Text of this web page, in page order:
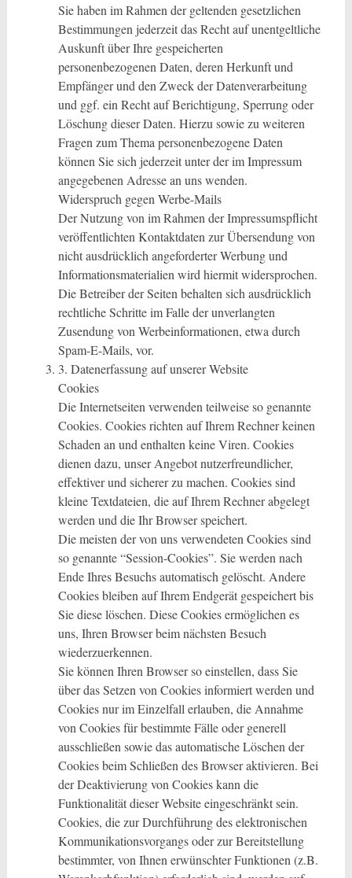
Sie haben im Rahmen der geltenden gesetzlichen
Bestimmungen jederzeit das Recht auf unentgeltliche
Auskunft über Ihre gespeicherten
personenbezogenen Daten, deren Herkunft und
Empfänger und den Zweck der Datenverarbeitung
und ggf. ein Recht auf Berichtigung, Sperrung oder
Löschung dieser Daten. Hierzu sowie zu weiteren
Fragen zum Thema personenbezogene Daten
können Sie sich jederzeit unter der im Impressum
angegebenen Adresse an uns wenden.
Widerspruch gegen Werbe-Mails
Der Nutzung von im Rahmen der Impressumspflicht
veröffentlichten Kontaktdaten zur Übersendung von
nicht ausdrücklich angeforderter Werbung und
Informationsmaterialien wird hiermit widersprochen.
Die Betreiber der Seiten behalten sich ausdrücklich
rechtliche Schritte im Falle der unverlangten
Zusendung von Werbeinformationen, etwa durch
Spam-E-Mails, vor.
3. Datenerfassung auf unserer Website
Cookies
Die Internetseiten verwenden teilweise so genannte
Cookies. Cookies richten auf Ihrem Rechner keinen
Schaden an und enthalten keine Viren. Cookies
dienen dazu, unser Angebot nutzerfreundlicher,
effektiver und sicherer zu machen. Cookies sind
kleine Textdateien, die auf Ihrem Rechner abgelegt
werden und die Ihr Browser speichert.
Die meisten der von uns verwendeten Cookies sind
so genannte “Session-Cookies”. Sie werden nach
Ende Ihres Besuchs automatisch gelöscht. Andere
Cookies bleiben auf Ihrem Endgerät gespeichert bis
Sie diese löschen. Diese Cookies ermöglichen es
uns, Ihren Browser beim nächsten Besuch
wiederzuerkennen.
Sie können Ihren Browser so einstellen, dass Sie
über das Setzen von Cookies informiert werden und
Cookies nur im Einzelfall erlauben, die Annahme
von Cookies für bestimmte Fälle oder generell
ausschließen sowie das automatische Löschen der
Cookies beim Schließen des Browser aktivieren. Bei
der Deaktivierung von Cookies kann die
Funktionalität dieser Website eingeschränkt sein.
Cookies, die zur Durchführung des elektronischen
Kommunikationsvorgangs oder zur Bereitstellung
bestimmter, von Ihnen erwünschter Funktionen (z.B.